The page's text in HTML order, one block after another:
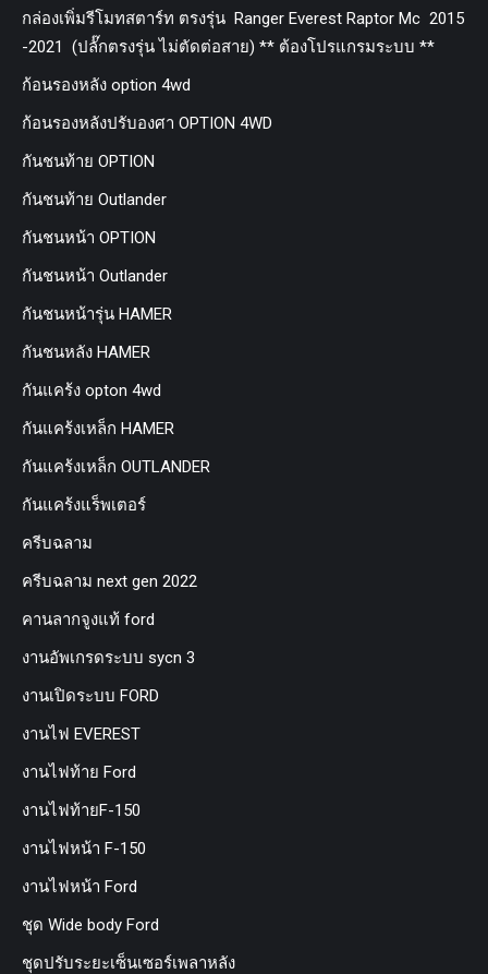
กล่องเพิ่มรีโมทสตาร์ท ตรงรุ่น Ranger Everest Raptor Mc 2015
-2021 (ปลั๊กตรงรุ่น ไม่ตัดต่อสาย) ** ต้องโปรแกรมระบบ **
ก้อนรองหลัง option 4wd
ก้อนรองหลังปรับองศา OPTION 4WD
กันชนท้าย OPTION
กันชนท้าย Outlander
กันชนหน้า OPTION
กันชนหน้า Outlander
กันชนหน้ารุ่น HAMER
กันชนหลัง HAMER
กันแคร้ง opton 4wd
กันแคร้งเหล็ก HAMER
กันแคร้งเหล็ก OUTLANDER
กันแคร้งแร็พเตอร์
ครีบฉลาม
ครีบฉลาม next gen 2022
คานลากจูงแท้ ford
งานอัพเกรดระบบ sycn 3
งานเปิดระบบ FORD
งานไฟ EVEREST
งานไฟท้าย Ford
งานไฟท้ายF-150
งานไฟหน้า F-150
งานไฟหน้า Ford
ชุด Wide body Ford
ชุดปรับระยะเซ็นเซอร์เพลาหลัง